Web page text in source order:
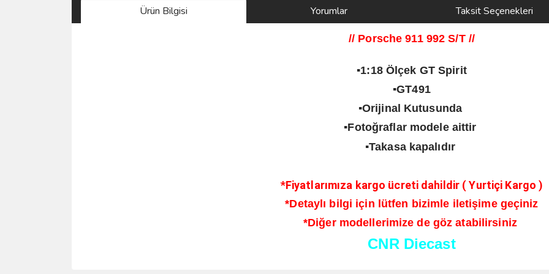
Ürün Bilgisi Yorumlar Taksit Seçenekleri
// Porsche 911 992 S/T//
▪️1:18 Ölçek GT Spirit
▪️GT491
▪️Orijinal Kutusunda
▪️Fotoğraflar modele aittir
▪️Takasa kapalıdır
*Fiyatlarımıza kargo ücreti dahildir ( Yurtiçi Kargo )
*Detaylı bilgi için lütfen bizimle iletişime geçiniz
*Diğer modellerimize de göz atabilirsiniz
CNR Diecast